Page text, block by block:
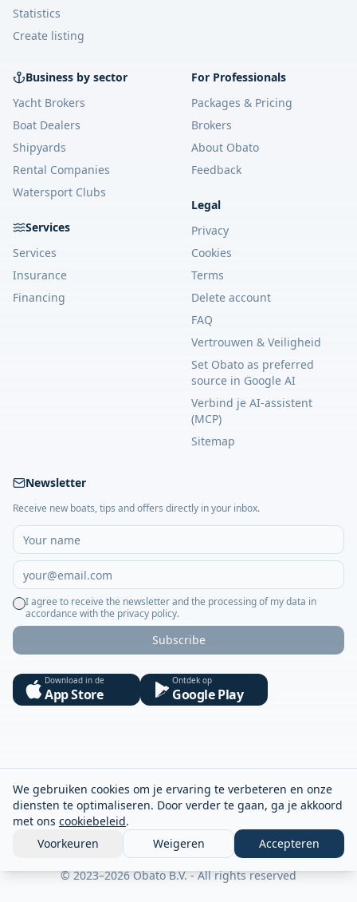
We gebruiken cookies om je ervaring te verbeteren en onze
diensten te optimaliseren. Door verder te gaan, ga je akkoord
met ons cookiebeleid.
Voorkeuren
Weigeren Accepteren
Statistics
Create listing
Business by sector
Yacht Brokers
Boat Dealers
Shipyards
Rental Companies
Watersport Clubs
Services
Services
Insurance
Financing
For Professionals
Packages & Pricing
Brokers
About Obato
Feedback
Legal
Privacy
Cookies
Terms
Delete account
FAQ
Vertrouwen & Veiligheid
Set Obato as preferred
source in Google AI
Verbind je AI-assistent
(MCP)
Sitemap
Newsletter
Receive new boats, tips and offers directly in your inbox.
I agree to receive the newsletter and the processing of my data in
accordance with the privacy policy.
Subscribe
Download in de
App Store
Ontdek op
Google Play
© 2023–2026 Obato B.V. - All rights reserved